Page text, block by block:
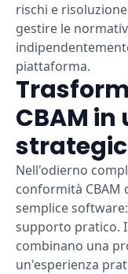
rischi e
gestire le
piattaforma.
CBAM
Nell'odierno
conformità CBAM
semplice
supporto pratico.
combinano una
un'esperienza